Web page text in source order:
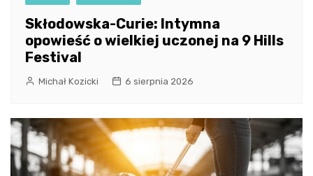
Skłodowska-Curie: Intymna
opowieść o wielkiej uczonej na 9 Hills
Festival
Michał Kozicki 6 sierpnia 2026